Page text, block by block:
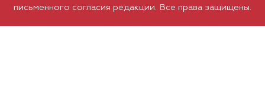
письменного согласия редакции. Все права защищены.